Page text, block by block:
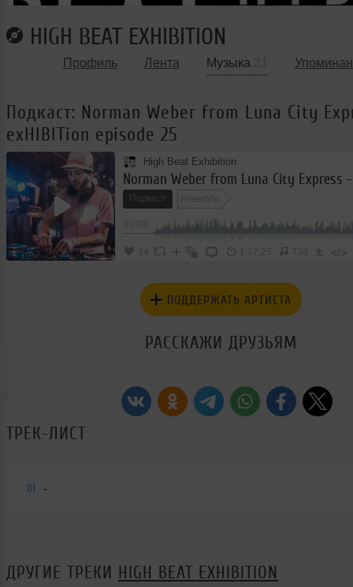
HIGH BEAT EXHIBITION
Профиль Лента Музыка
Подкаст: Norman Weber from Luna City
exHIBITion episode 25
High Beat Exhibition
Подкаст Freestyle
1:17:25 738 </>
ПОДДЕРЖАТЬ АРТИСТА
РАССКАЖИ ДРУЗЬЯМ
ТРЕК-ЛИСТ
01 -
ДРУГИЕ ТРЕКИ HIGH BEAT EXHIBITION